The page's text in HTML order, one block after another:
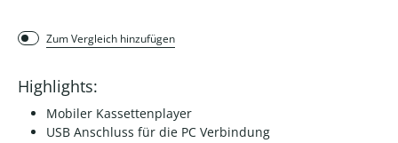
Zum Vergleich hinzufügen
Highlights:
Mobiler Kassettenplayer
USB Anschluss für die PC Verbindung